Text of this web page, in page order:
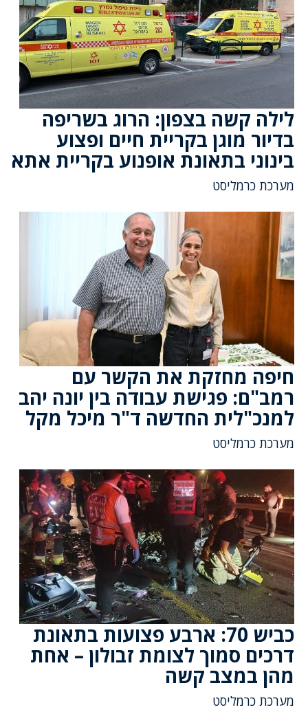
לילה קשה בצפון: הרוג בשריפה
בדיור מוגן בקריית חיים ופצוע
בינוני בתאונת אופנוע בקריית אתא
מערכת כרמליסט
חיפה מחזקת את הקשר עם
רמב"ם: פגישת עבודה בין יונה יהב
למנכ"לית החדשה ד"ר מיכל מקל
מערכת כרמליסט
כביש 70: ארבע פצועות בתאונת
דרכים סמוך לצומת זבולון – אחת
מהן במצב קשה
מערכת כרמליסט